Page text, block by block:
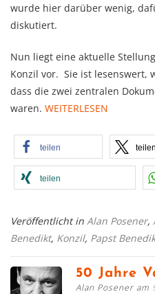
wurde hier darüber wenig,
diskutiert.
Nun liegt eine aktuelle
Konzil vor. Sie ist lesenswert,
dass die zwei zentralen
waren. WEITERLESEN
teilen teilen
teilen
Veröffentlicht in Alan Posener,
Benedikt, Konzil, Papst
50 Jahre
Alan Posener am